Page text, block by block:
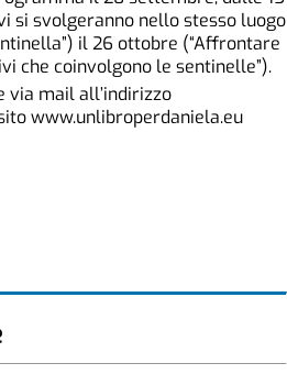
si svolgeranno nello stesso luogo
il 26 ottobre (“Affrontare
che coinvolgono le sentinelle”).
via mail all’indirizzo
www.unlibroperdaniela.eu